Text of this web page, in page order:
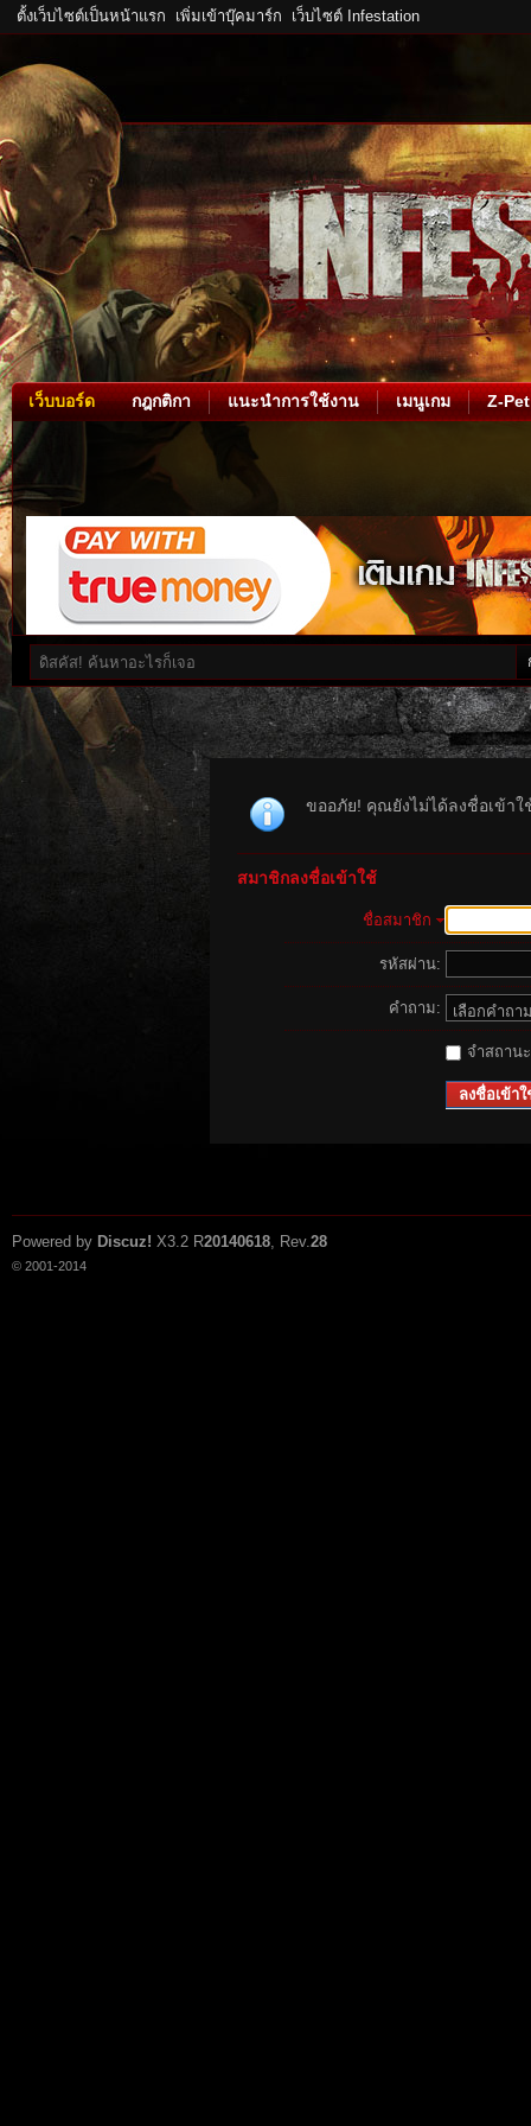
ตั้งเว็บไซต์เป็นหน้าแรก เพิ่มเข้าบุ๊คมาร์ก เว็บไซต์ Infestation
เว็บบอร์ด กฎกติกา แนะนำการใช้งาน เมนูเกม Z-Pet
ขออภัย! คุณยังไม่ได้ลงชื่อเข้า
สมาชิกลงชื่อเข้าใช้
ชื่อสมาชิก
รหัสผ่าน:
คำถาม:
จำสถาน
ลงชื่อเข้าใ
Powered by Discuz! X3.2 R20140618, Rev.28
© 2001-2014